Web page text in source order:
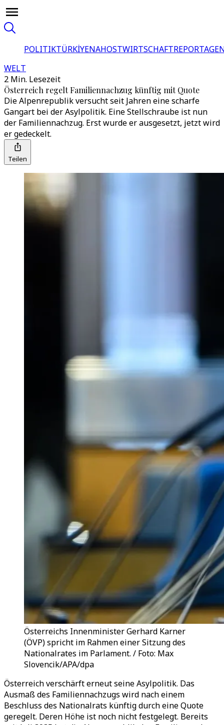
POLITIKTÜRKİYENAHOSTWIRTSCHAFT
WELT
2 Min. Lesezeit
Österreich regelt Familiennachzug künftig mit Quote
Die Alpenrepublik versucht seit Jahren eine scharfe
Gangart bei der Asylpolitik. Eine Stellschraube ist nun
der Familiennachzug. Erst wurde er ausgesetzt, jetzt wird
er gedeckelt.
Teilen
Österreichs Innenminister Gerhard Karner
(ÖVP) spricht im Rahmen einer Sitzung des
Nationalrates im Parlament. / Foto: Max
Slovencik/APA/dpa
Österreich verschärft erneut seine Asylpolitik. Das
Ausmaß des Familiennachzugs wird nach einem
Beschluss des Nationalrats künftig durch eine Quote
geregelt. Deren Höhe ist noch nicht festgelegt. Bereits